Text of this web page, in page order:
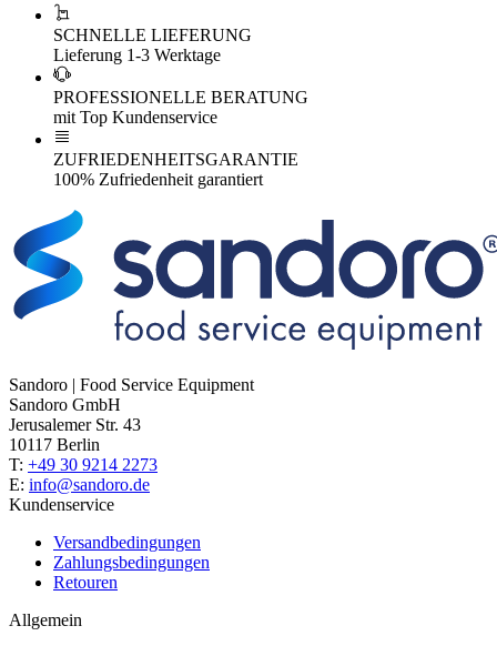
SCHNELLE LIEFERUNG
Lieferung 1-3 Werktage
PROFESSIONELLE BERATUNG
mit Top Kundenservice
ZUFRIEDENHEITSGARANTIE
100% Zufriedenheit garantiert
Sandoro | Food Service Equipment
Sandoro GmbH
Jerusalemer Str. 43
10117 Berlin
T: +49 30 9214 2273
E: info@sandoro.de
Kundenservice
Versandbedingungen
Zahlungsbedingungen
Retouren
Allgemein